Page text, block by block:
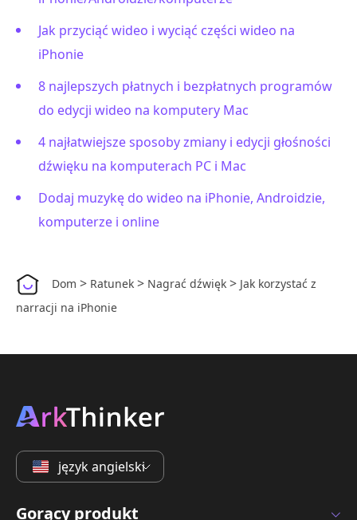
Jak przyciąć wideo i wyciąć części wideo na
iPhonie
8 najlepszych płatnych i bezpłatnych programów
do edycji wideo na komputery Mac
4 najłatwiejsze sposoby zmiany i edycji głośności
dźwięku na komputerach PC i Mac
Dodaj muzykę do wideo na iPhonie, Androidzie,
komputerze i online
Dom > Ratunek > Nagrać dźwięk > Jak korzystać z
narracji na iPhonie
język angielski
Gorący produkt